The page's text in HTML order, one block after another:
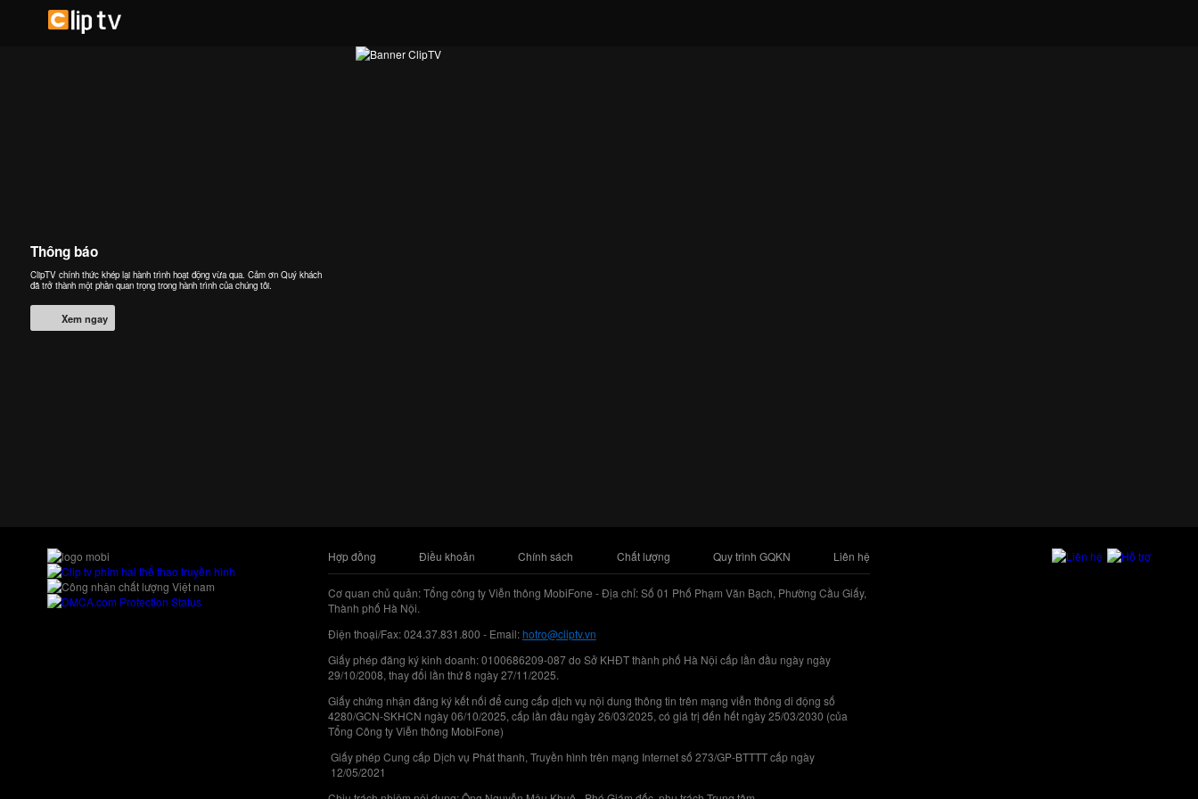
Thông báo
ClipTV chính thức khép lại hành trình hoạt động vừa qua. Cảm ơn Quý khách
đã trở thành một phần quan trọng trong hành trình của chúng tôi.
Xem ngay
Hợp đồng Điều khoản Chính sách Chất lượng Quy trình GQKN Liên hệ
Cơ quan chủ quản: Tổng công ty Viễn thông MobiFone - Địa chỉ: Số 01 Phố Phạm Văn Bạch, Phường Cầu Giấy,
Thành phố Hà Nội.
Điện thoại/Fax: 024.37.831.800 - Email:hotro@cliptv.vn
Giấy phép đăng ký kinh doanh: 0100686209-087 do Sở KHĐT thành phố Hà Nội cấp lần đầu ngày ngày
29/10/2008, thay đổi lần thứ 8 ngày 27/11/2025.
Giấy chứng nhận đăng ký kết nối để cung cấp dịch vụ nội dung thông tin trên mạng viễn thông di động số
4280/GCN-SKHCN ngày 06/10/2025, cấp lần đầu ngày 26/03/2025, có giá trị đến hết ngày 25/03/2030 (của
Tổng Công ty Viễn thông MobiFone)
Giấy phép Cung cấp Dịch vụ Phát thanh, Truyền hình trên mạng Internet số 273/GP-BTTTT cấp ngày
12/05/2021